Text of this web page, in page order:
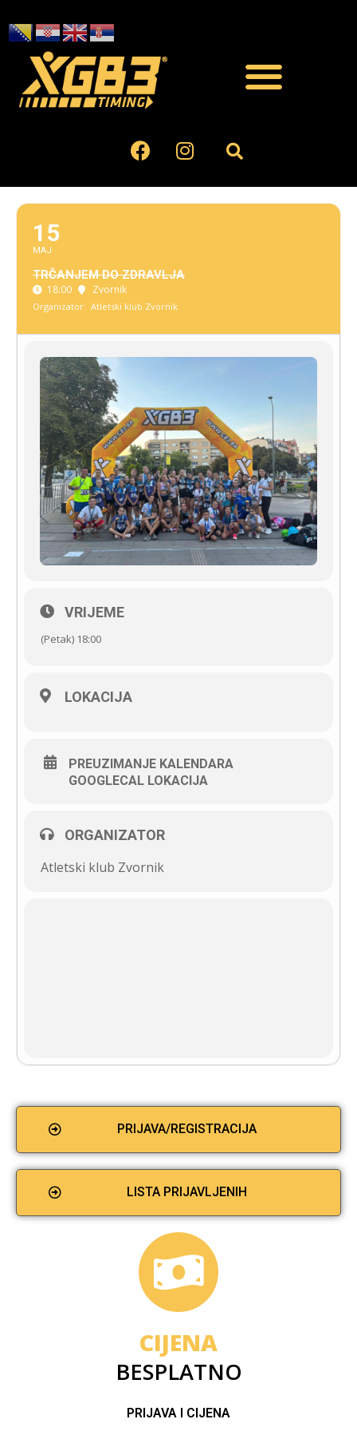
15
MAJ
TRČANJEM DO ZDRAVLJA
18:00 Zvornik
Organizator: Atletski klub Zvornik
VRIJEME
(Petak) 18:00
LOKACIJA
PREUZIMANJE KALENDARA
GOOGLECAL LOKACIJA
ORGANIZATOR
Atletski klub Zvornik
PRIJAVA/REGISTRACIJA
LISTA PRIJAVLJENIH
CIJENA
BESPLATNO
PRIJAVA I CIJENA